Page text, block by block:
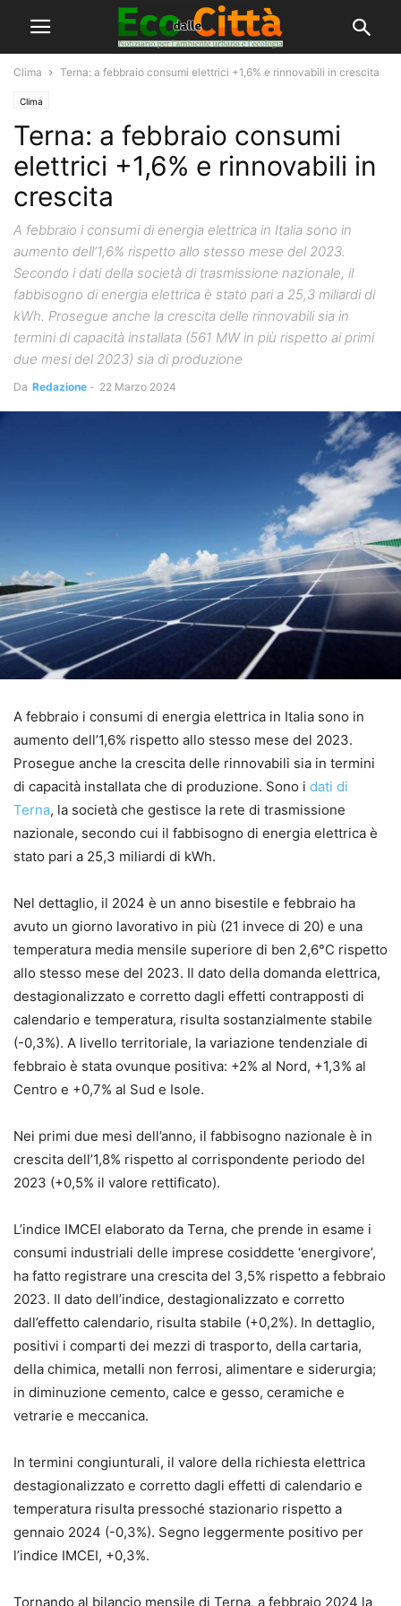
Clima Terna: a febbraio consumi elettrici +1,6% e rinnovabili in crescita
Clima
Terna: a febbraio consumi
elettrici +1,6% e rinnovabili in
crescita
A febbraio i consumi di energia elettrica in Italia sono in
aumento dell’1,6% rispetto allo stesso mese del 2023.
Secondo i dati della società di trasmissione nazionale, il
fabbisogno di energia elettrica è stato pari a 25,3 miliardi di
kWh. Prosegue anche la crescita delle rinnovabili sia in
termini di capacità installata (561 MW in più rispetto ai primi
due mesi del 2023) sia di produzione
Da Redazione - 22 Marzo 2024
A febbraio i consumi di energia elettrica in Italia sono in
aumento dell’1,6% rispetto allo stesso mese del 2023.
Prosegue anche la crescita delle rinnovabili sia in termini
di capacità installata che di produzione. Sono i dati di
Terna, la società che gestisce la rete di trasmissione
nazionale, secondo cui il fabbisogno di energia elettrica è
stato pari a 25,3 miliardi di kWh.
Nel dettaglio, il 2024 è un anno bisestile e febbraio ha
avuto un giorno lavorativo in più (21 invece di 20) e una
temperatura media mensile superiore di ben 2,6°C rispetto
allo stesso mese del 2023. Il dato della domanda elettrica,
destagionalizzato e corretto dagli effetti contrapposti di
calendario e temperatura, risulta sostanzialmente stabile
(-0,3%). A livello territoriale, la variazione tendenziale di
febbraio è stata ovunque positiva: +2% al Nord, +1,3% al
Centro e +0,7% al Sud e Isole.
Nei primi due mesi dell’anno, il fabbisogno nazionale è in
crescita dell’1,8% rispetto al corrispondente periodo del
2023 (+0,5% il valore rettificato).
L’indice IMCEI elaborato da Terna, che prende in esame i
consumi industriali delle imprese cosiddette ‘energivore’,
ha fatto registrare una crescita del 3,5% rispetto a febbraio
2023. Il dato dell’indice, destagionalizzato e corretto
dall’effetto calendario, risulta stabile (+0,2%). In dettaglio,
positivi i comparti dei mezzi di trasporto, della cartaria,
della chimica, metalli non ferrosi, alimentare e siderurgia;
in diminuzione cemento, calce e gesso, ceramiche e
vetrarie e meccanica.
In termini congiunturali, il valore della richiesta elettrica
destagionalizzato e corretto dagli effetti di calendario e
temperatura risulta pressoché stazionario rispetto a
gennaio 2024 (-0,3%). Segno leggermente positivo per
l’indice IMCEI, +0,3%.
Tornando al bilancio mensile di Terna, a febbraio 2024 la